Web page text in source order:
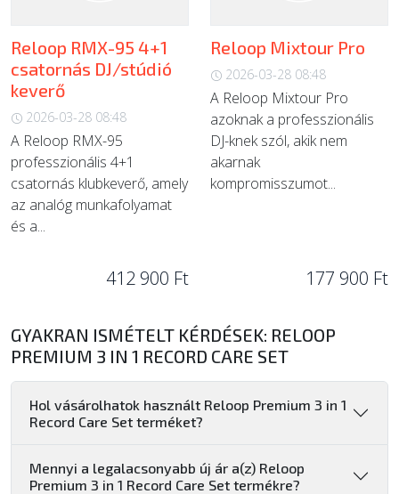
Reloop RMX-95 4+1
csatornás DJ/stúdió
keverő
2026-03-28 08:48
A Reloop RMX-95
professzionális 4+1
csatornás klubkeverő, amely
az analóg munkafolyamat
és a...
412 900 Ft
Reloop Mixtour Pro
2026-03-28 08:48
A Reloop Mixtour Pro
azoknak a professzionális
DJ-knek szól, akik nem
akarnak
kompromisszumot...
177 900 Ft
GYAKRAN ISMÉTELT KÉRDÉSEK: RELOOP
PREMIUM 3 IN 1 RECORD CARE SET
Hol vásárolhatok használt Reloop Premium 3 in 1
Record Care Set terméket?
Mennyi a legalacsonyabb új ár a(z) Reloop
Premium 3 in 1 Record Care Set termékre?